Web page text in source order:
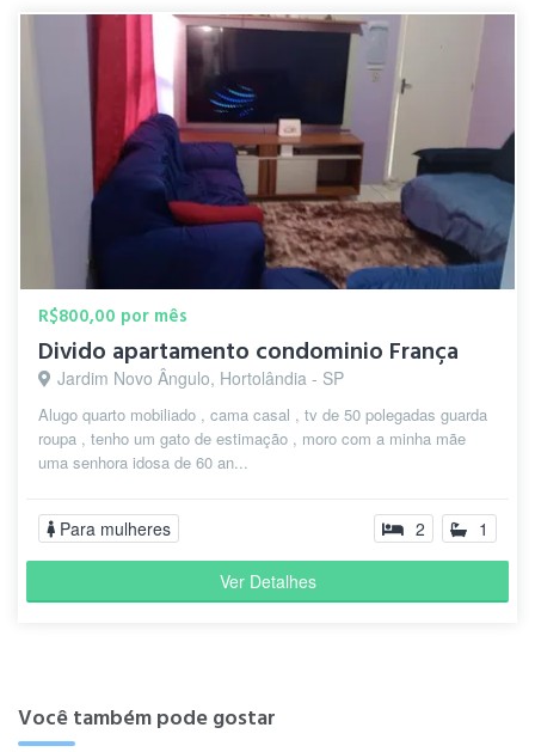
R$800,00 por mês
Divido apartamento condominio França
Jardim Novo Ângulo, Hortolândia - SP
Alugo quarto mobiliado , cama casal , tv de 50 polegadas guarda
roupa , tenho um gato de estimação , moro com a minha mãe
uma senhora idosa de 60 an...
Para mulheres 2 1
Ver Detalhes
Você também pode gostar